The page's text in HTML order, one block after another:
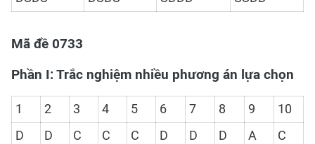
Mã đề 0733
Phần I: Trắc nghiệm nhiều phương án lựa chọn
1 2 3 4 5 6 7 8 9
10
D
D C C C D D D A
C